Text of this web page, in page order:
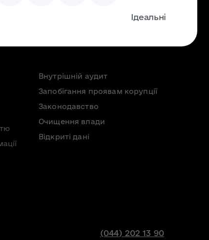
Внутрішній аудит
Запобігання проявам корупції
Законодавство
Очищення влади
Відкриті дані
(044) 202 13 90